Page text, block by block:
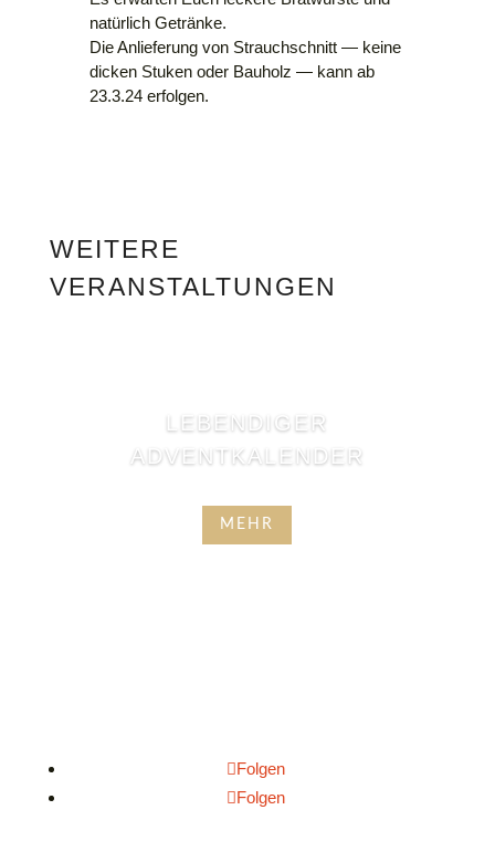
natürlich Getränke.
Die Anlieferung von Strauchschnitt — keine
dicken Stuken oder Bauholz — kann ab
23.3.24 erfolgen.
WEITERE
VERANSTALTUNGEN
LEBENDIGER
ADVENTKALENDER
MEHR
Folgen
Folgen